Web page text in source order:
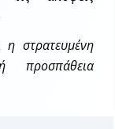
η στρατευμένη
προσπάθεια